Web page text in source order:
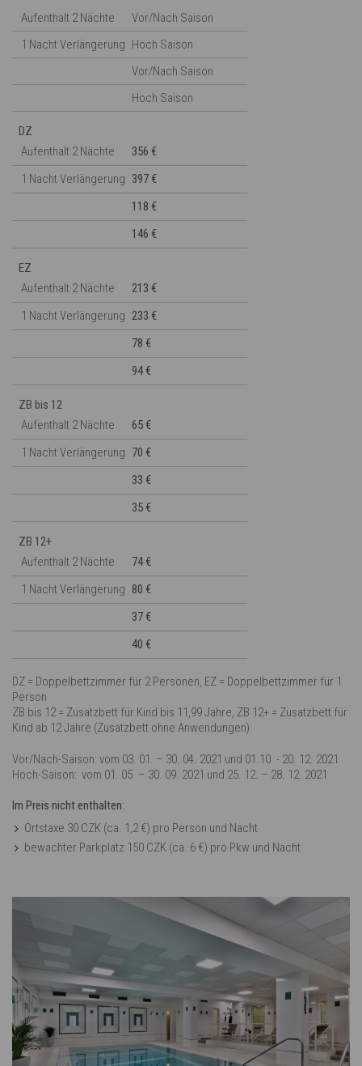
Aufenthalt 2 Nächte
Vor/Nach Saison
1 Nacht Verlängerung Hoch Saison
Vor/Nach Saison
Hoch Saison
DZ
Aufenthalt 2 Nächte
356 €
1 Nacht Verlängerung 397 €
118 €
146 €
EZ
Aufenthalt 2 Nächte
213 €
1 Nacht Verlängerung 233 €
78 €
94 €
ZB bis 12
Aufenthalt 2 Nächte
65 €
1 Nacht Verlängerung 70 €
33 €
35 €
ZB 12+
Aufenthalt 2 Nächte
74 €
1 Nacht Verlängerung 80 €
37 €
40 €
DZ = Doppelbettzimmer für 2 Personen, EZ = Doppelbettzimmer für 1
Person
ZB bis 12 = Zusatzbett für Kind bis 11,99 Jahre, ZB 12+ = Zusatzbett für
Kind ab 12 Jahre (Zusatzbett ohne Anwendungen)
Vor/Nach-Saison: vom 03. 01. – 30. 04. 2021 und 01.10. - 20. 12. 2021
Hoch-Saison: vom 01. 05. – 30. 09. 2021 und 25. 12. – 28. 12. 2021
Im Preis nicht enthalten:
Ortstaxe 30 CZK (ca. 1,2 €) pro Person und Nacht
bewachter Parkplatz 150 CZK (ca. 6 €) pro Pkw und Nacht